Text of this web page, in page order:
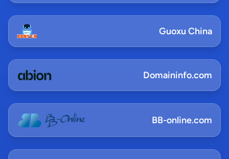
Guoxu China
Domaininfo.com
BB-online.com